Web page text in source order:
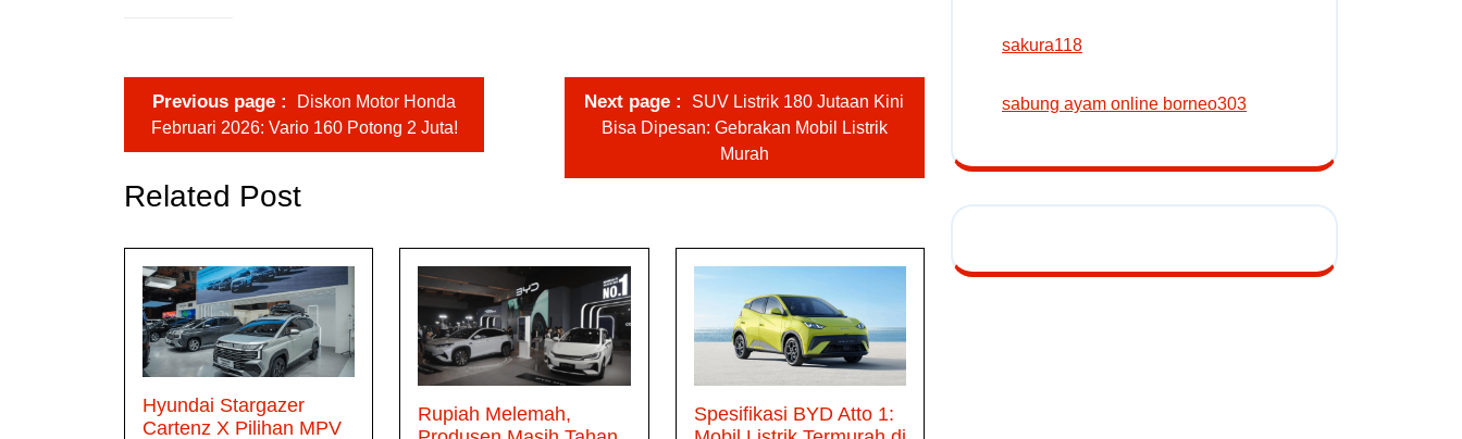
Previous page
Diskon Motor Honda
Februari 2026: Vario 160 Potong 2 Juta!
Next page
SUV Listrik 180 Jutaan Kini
Bisa Dipesan: Gebrakan Mobil Listrik
Murah
Related Post
Hyundai Stargazer
Cartenz X Pilihan MPV
Rupiah Melemah,
Spesifikasi BYD Atto 1:
sakura118
sabung ayam online borneo303